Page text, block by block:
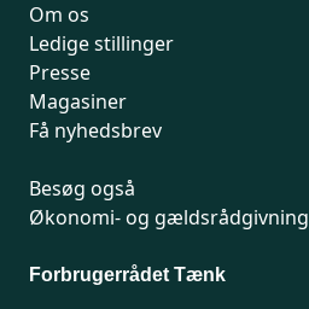
Om os
Ledige stillinger
Presse
Magasiner
Få nyhedsbrev
Besøg også
Økonomi- og gældsrådgivning
Forbrugerrådet Tænk